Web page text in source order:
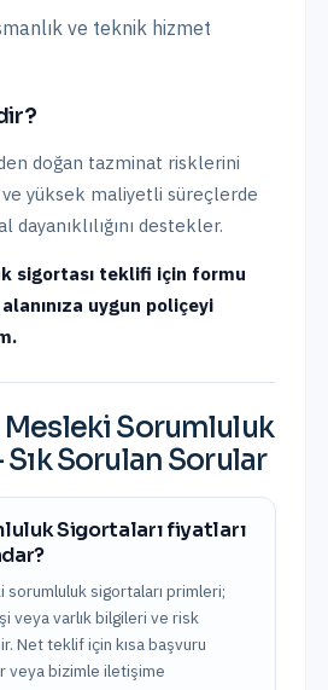
ve teknik hizmet
doğan tazminat risklerini
yüksek maliyetli süreçlerde
destekler.
sigortası teklifi için formu
uygun poliçeyi
Mesleki Sorumluluk
Sık Sorulan Sorular
Sigortaları fiyatları
sorumluluk sigortaları primleri;
veya varlık bilgileri ve risk
Net teklif için kısa başvuru
veya bizimle iletişime